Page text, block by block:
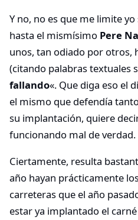
Y no, no es que me limite
hasta el mismísimo Pere
unos, tan odiado por otros,
(citando palabras textuales
fallando«. Que diga eso el
el mismo que defendía
su implantación, quiere
funcionando mal de verdad.
Ciertamente, resulta
año hayan prácticamente
carreteras que el año
estar ya implantado el